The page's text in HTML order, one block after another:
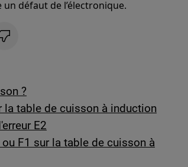
un défaut de l’électronique.
?
la table de cuisson à induction
E2
F1 sur la table de cuisson à